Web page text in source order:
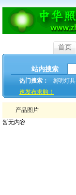
首页
站内搜索
热门搜索： 照明灯具
速发布求购！
产品图片
暂无内容